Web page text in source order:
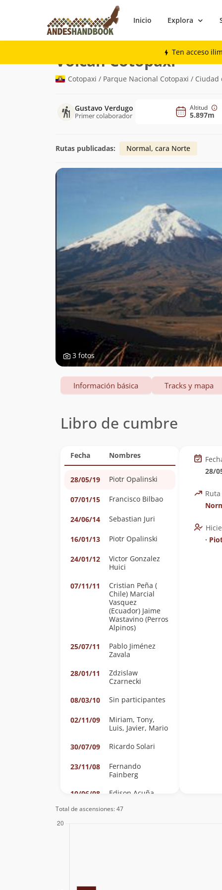
Inicio Explora
Ten acceso
Montaña
Volcán Cotopaxi(5.897m)
Cotopaxi / Parque Nacional Cotopaxi / Ciudad
Gustavo Verdugo
Primer colaborador
Altitud
5.897m
Rutas publicadas: Normal, cara Norte
3 fotos
Información básica Tracks y mapa
Libro de cumbre
Fecha Nombres
28/05/19 Piotr Opalinski
07/01/15 Francisco Bilbao
24/06/14 Sebastian Juri
16/01/13 Piotr Opalinski
24/01/12
Victor Gonzalez
Huici
07/11/11
Cristian Peña (
Chile) Marcial
Vasquez
(Ecuador) Jaime
Wastavino (Perros
Alpinos)
25/07/11
Pablo Jiménez
Zavala
28/01/11
Zdzislaw
Czarnecki
08/03/10
Sin participantes
02/11/09
Miriam, Tony,
Luis, Javier, Mario
30/07/09
Ricardo Solari
23/11/08
Fernando
Fainberg
10/06/08
Edison Acuña
17/12/07
Jose Miguel Calvo,
28/
Ruta
∙
Total de ascensiones: 47